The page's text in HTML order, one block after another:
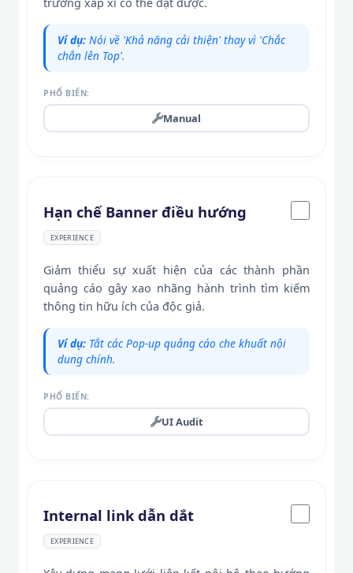
Ví dụ: Nói về 'Khả năng cải thiện' thay vì 'Chắc
chắn lên Top'.
PHỔ BIẾN:
Manual
Hạn chế Banner điều hướng
EXPERIENCE
Giảm thiểu sự xuất hiện của các thành phần
quảng cáo gây xao nhãng hành trình tìm kiếm
thông tin hữu ích của độc giả.
Ví dụ: Tắt các Pop-up quảng cáo che khuất nội
dung chính.
PHỔ BIẾN:
UI Audit
Internal link dẫn dắt
EXPERIENCE